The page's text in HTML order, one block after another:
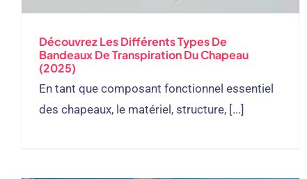
Découvrez Les Différents Types De
Bandeaux De Transpiration Du Chapeau
(2025)
En tant que composant fonctionnel essentiel
des chapeaux, le matériel, structure, [...]